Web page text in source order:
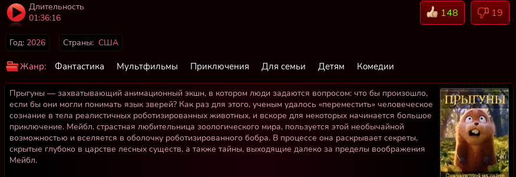
Длительность
01:36:16
148 19
Год: 2026 Страны: США
Жанр: Фантастика Мультфильмы Приключения Для семьи Детям Комедии
Прыгуны — захватывающий анимационный экшн, в котором люди задаются вопросом: что бы произошло,
если бы они могли понимать язык зверей? Как раз для этого, ученым удалось «переместить» человеческое
сознание в тела реалистичных роботизированных животных, и вскоре для некоторых начинается большое
приключение. Мейбл, страстная любительница зоологического мира, пользуется этой необычайной
возможностью и вселяется в оболочку роботизированного бобра. В процессе она раскрывает секреты,
скрытые глубоко в царстве лесных существ, а также тайны, выходящие далеко за пределы воображения
Мейбл.